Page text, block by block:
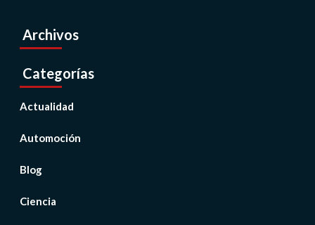
Archivos
Categorías
Actualidad
Automoción
Blog
Ciencia